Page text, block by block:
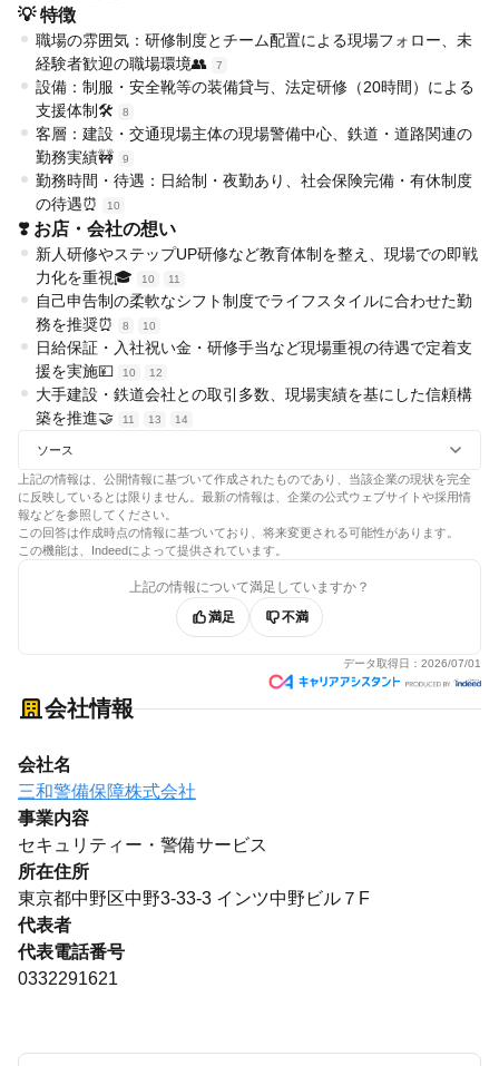
💡 特徴
職場の雰囲気：研修制度とチーム配置による現場フォロー、未
経験者歓迎の職場環境👥
7
設備：制服・安全靴等の装備貸与、法定研修（20時間）による
支援体制🛠️
8
客層：建設・交通現場主体の現場警備中心、鉄道・道路関連の
勤務実績🚧
9
勤務時間・待遇：日給制・夜勤あり、社会保険完備・有休制度
の待遇⏰
10
❣️ お店・会社の想い
新人研修やステップUP研修など教育体制を整え、現場での即戦
力化を重視🎓
10 11
自己申告制の柔軟なシフト制度でライフスタイルに合わせた勤
務を推奨⏰
8 10
日給保証・入社祝い金・研修手当など現場重視の待遇で定着支
援を実施💴
10 12
大手建設・鉄道会社との取引多数、現場実績を基にした信頼構
築を推進🤝
11 13 14
ソース
上記の情報は、公開情報に基づいて作成されたものであり、当該企業の現状を完全
に反映しているとは限りません。最新の情報は、企業の公式ウェブサイトや採用情
報などを参照してください。
この回答は作成時点の情報に基づいており、将来変更される可能性があります。
この機能は、Indeedによって提供されています。
上記の情報について満足していますか？
満足
不満
データ取得日： 2026/07/01
会社情報
会社名
三和警備保障株式会社
事業内容
セキュリティー・警備サービス
所在住所
東京都中野区中野3-33-3 インツ中野ビル７F
代表者
代表電話番号
0332291621